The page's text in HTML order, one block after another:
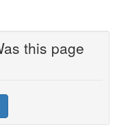
this page